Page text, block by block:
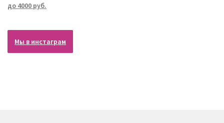
до 4000 руб.
Мы в инстаграм